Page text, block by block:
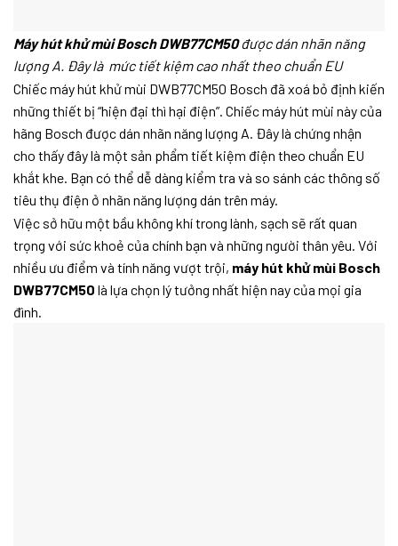
Máy hút khử mùi Bosch DWB77CM50được dán nhãn năng
lượng A. Đây là mức tiết kiệm cao nhất theo chuẩn EU
Chiếc máy hút khử mùi DWB77CM50 Bosch đã xoá bỏ định kiến
những thiết bị “hiện đại thì hại điện”. Chiếc máy hút mùi này của
hãng Bosch được dán nhãn năng lượng A. Đây là chứng nhận
cho thấy đây là một sản phẩm tiết kiệm điện theo chuẩn EU
khắt khe. Bạn có thể dễ dàng kiểm tra và so sánh các thông số
tiêu thụ điện ở nhãn năng lượng dán trên máy.
Việc sở hữu một bầu không khí trong lành, sạch sẽ rất quan
trọng với sức khoẻ của chính bạn và những người thân yêu. Với
nhiều ưu điểm và tính năng vượt trội, máy hút khử mùi Bosch
DWB77CM50 là lựa chọn lý tưởng nhất hiện nay của mọi gia
đình.